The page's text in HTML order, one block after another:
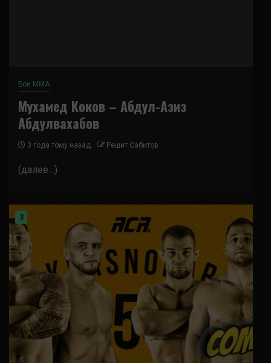
Бои ММА
Мухамед Коков – Абдул-Азиз
Абдулвахабов
3 года тому назад Решит Сабитов
(далее…)
3